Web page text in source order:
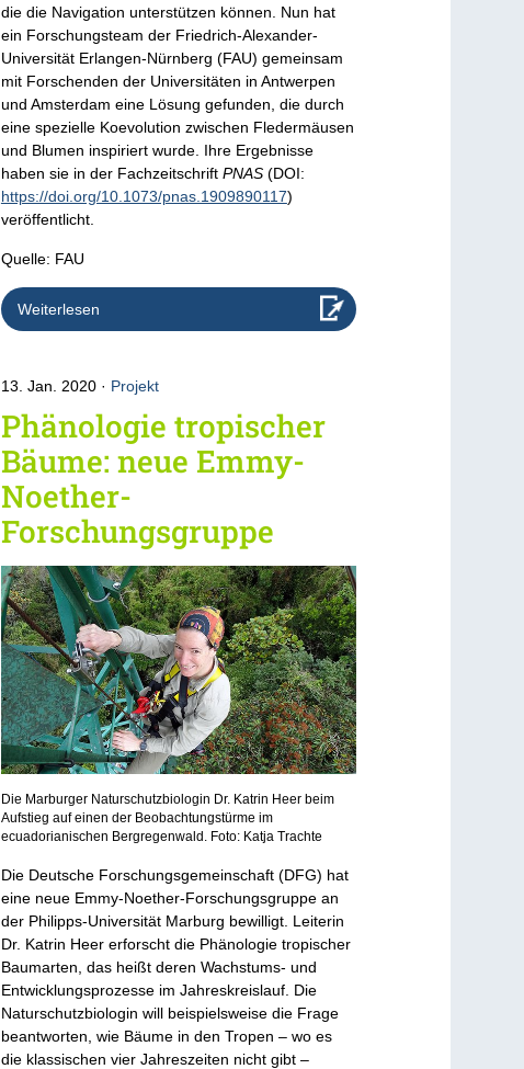
die die Navigation unterstützen können. Nun hat
ein Forschungsteam der Friedrich-Alexander-
Universität Erlangen-Nürnberg (FAU) gemeinsam
mit Forschenden der Universitäten in Antwerpen
und Amsterdam eine Lösung gefunden, die durch
eine spezielle Koevolution zwischen Fledermäusen
und Blumen inspiriert wurde. Ihre Ergebnisse
haben sie in der Fachzeitschrift PNAS (DOI:
https://doi.org/10.1073/pnas.1909890117)
veröffentlicht.
Quelle: FAU
Weiterlesen
13. Jan. 2020 Projekt
Phänologie tropischer
Bäume: neue Emmy-
Noether-
Forschungsgruppe
Die Marburger Naturschutzbiologin Dr. Katrin Heer beim
Aufstieg auf einen der Beobachtungstürme im
ecuadorianischen Bergregenwald. Foto: Katja Trachte
Die Deutsche Forschungsgemeinschaft (DFG) hat
eine neue Emmy-Noether-Forschungsgruppe an
der Philipps-Universität Marburg bewilligt. Leiterin
Dr. Katrin Heer erforscht die Phänologie tropischer
Baumarten, das heißt deren Wachstums- und
Entwicklungsprozesse im Jahreskreislauf. Die
Naturschutzbiologin will beispielsweise die Frage
beantworten, wie Bäume in den Tropen – wo es
die klassischen vier Jahreszeiten nicht gibt –